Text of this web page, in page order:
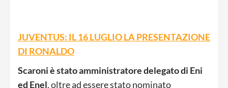
JUVENTUS: IL 16 LUGLIO LA PRESENTAZIONE
DI RONALDO
Scaroni è stato amministratore delegato di Eni
ed Enel, oltre ad essere stato nominato